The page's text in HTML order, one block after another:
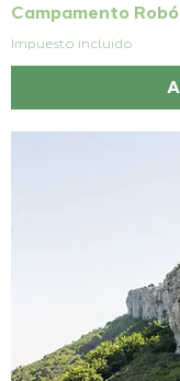
Campamento
Impuesto incluido